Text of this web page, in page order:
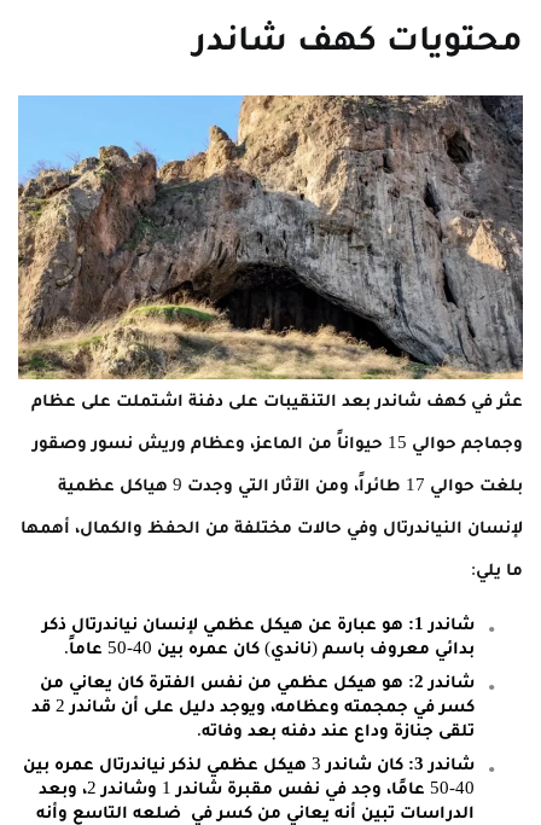
محتويات كهف شاندر
عثر في كهف شاندر بعد التنقيبات على دفنة اشتملت على عظام
وجماجم حوالي 15 حيواناً من الماعز، وعظام وريش نسور وصقور
بلغت حوالي 17 طائراً، ومن الآثار التي وجدت 9 هياكل عظمية
لإنسان النياندرتال وفي حالات مختلفة من الحفظ والكمال، أهمها
ما يلي:
شاندر 1:
هو عبارة عن هيكل عظمي لإنسان نياندرتال ذكر
بدائي معروف باسم (ناندي) كان عمره بين 40-50 عاماً.
شاندر 2:
هو هيكل عظمي من نفس الفترة كان يعاني من
كسر في جمجمته وعظامه، ويوجد دليل على أن شاندر 2 قد
تلقى جنازة وداع عند دفنه بعد وفاته.
شاندر 3:
كان شاندر 3 هيكل عظمي لذكر نياندرتال عمره بين
40-50 عامًا، وجد في نفس مقبرة شاندر 1 وشاندر 2، وبعد
الدراسات تبين أنه يعاني من كسر في ضلعه التاسع وأنه